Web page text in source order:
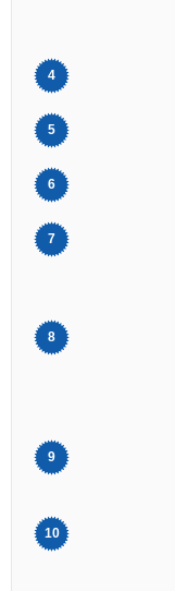
4
5
6
7
8
9
10